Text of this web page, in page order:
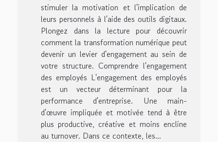
stimuler la motivation et l'implication de
leurs personnels à l'aide des outils digitaux.
Plongez dans la lecture pour découvrir
comment la transformation numérique peut
devenir un levier d'engagement au sein de
votre structure. Comprendre l'engagement
des employés L'engagement des employés
est un vecteur déterminant pour la
performance d'entreprise. Une main-
d'œuvre impliquée et motivée tend à être
plus productive, créative et moins encline
au turnover. Dans ce contexte, les...